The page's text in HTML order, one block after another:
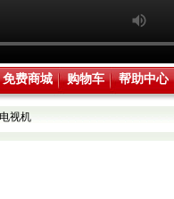
免费商城 购物车 帮助中心
视机